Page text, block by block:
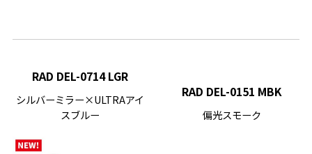
RAD DEL-0714 LGR
シルバーミラー×ULTRAアイ
スブルー
RAD DEL-0151 MBK
偏光スモーク